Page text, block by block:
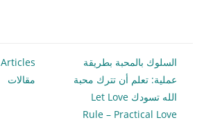
السلوك بالمحبة بطريقة
عملية: تعلم أن تترك محبة
الله تسودك Let Love
Rule – Practical Love
Articles
مقالات